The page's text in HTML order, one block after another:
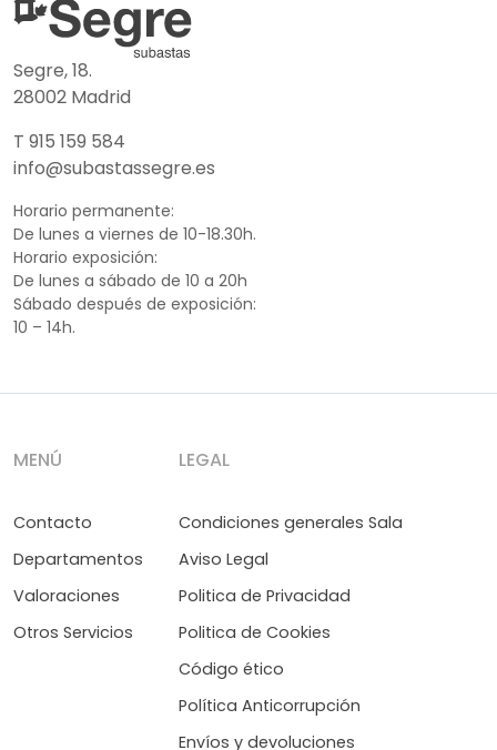
Segre, 18.
28002 Madrid
T 915 159 584
info@subastassegre.es
Horario permanente:
De lunes a viernes de 10-18.30h.
Horario exposición:
De lunes a sábado de 10 a 20h
Sábado después de exposición:
10 – 14h.
MENÚ
Contacto
Departamentos
Valoraciones
Otros Servicios
LEGAL
Condiciones generales Sala
Aviso Legal
Politica de Privacidad
Politica de Cookies
Código ético
Política Anticorrupción
Envíos y devoluciones